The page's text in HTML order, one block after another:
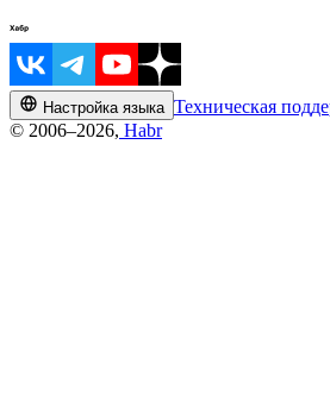
Настройка языка Техническая
© 2006–2026, Habr